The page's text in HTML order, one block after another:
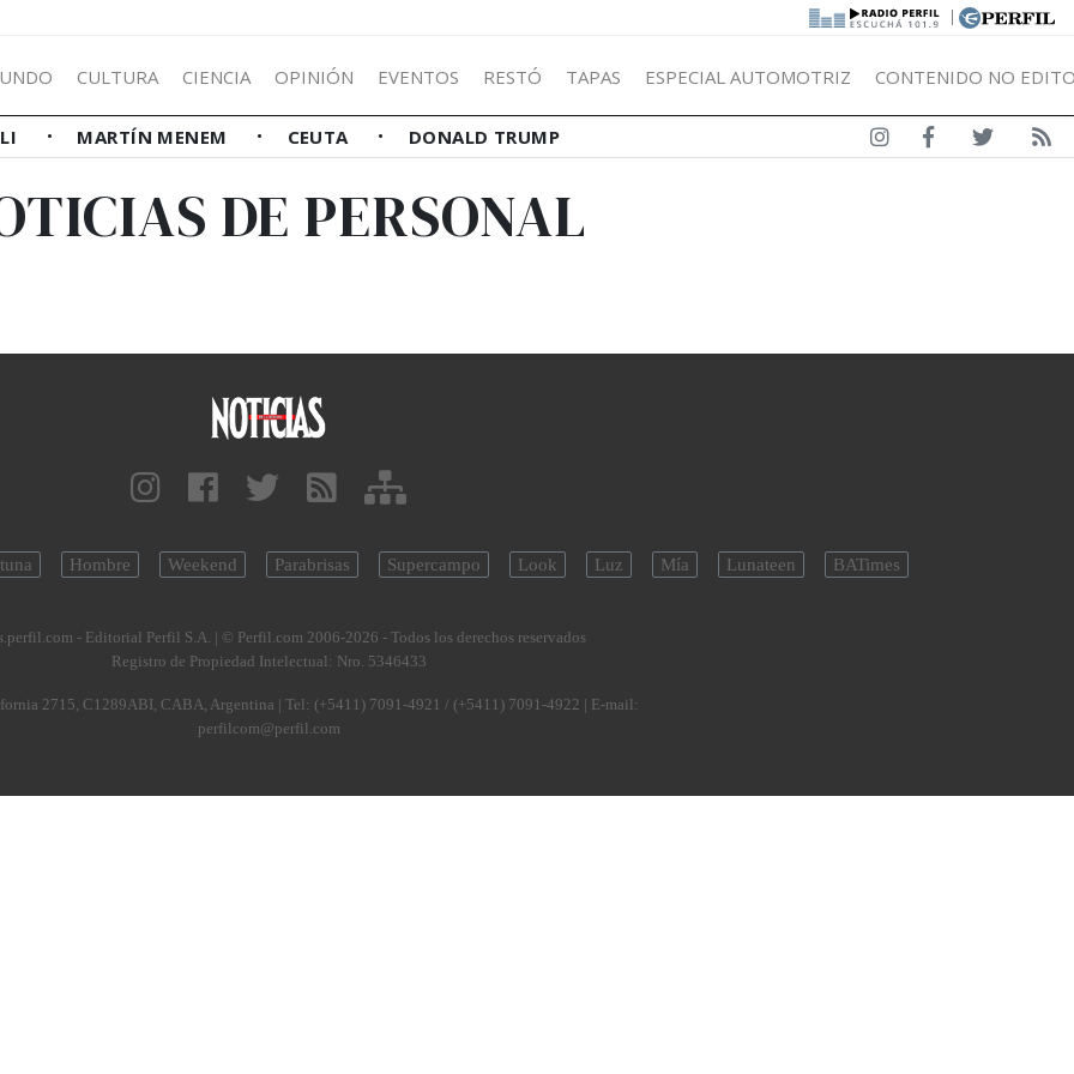
|
CULTURA CIENCIA OPINIÓN EVENTOS RESTÓ TAPAS ESPECIAL AUTOMOTRIZ CONTENIDO NO
MARTÍN MENEM CEUTA DONALD TRUMP
DE PERSONAL
Hombre Weekend Parabrisas Supercampo Look Luz Mía Lunateen BATimes
- Editorial Perfil S.A. | © Perfil.com 2006-2026 - Todos los derechos reservados
Registro de Propiedad Intelectual: Nro. 5346433
2715, C1289ABI, CABA, Argentina | Tel: (+5411) 7091-4921 / (+5411) 7091-4922 | E-mail:
perfilcom@perfil.com